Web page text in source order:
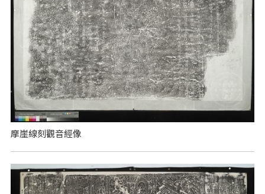
摩崖線刻觀音經像